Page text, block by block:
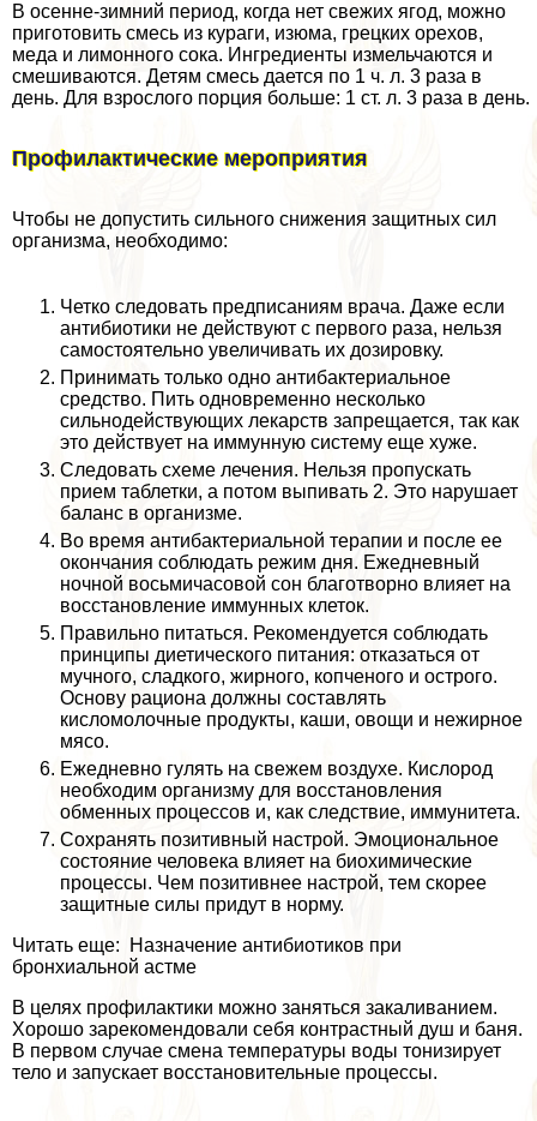
В осенне-зимний период, когда нет свежих ягод, можно
приготовить смесь из кураги, изюма, грецких орехов,
меда и лимонного сока. Ингредиенты измельчаются и
смешиваются. Детям смесь дается по 1 ч. л. 3 раза в
день. Для взрослого порция больше: 1 ст. л. 3 раза в день.
Профилактические мероприятия
Чтобы не допустить сильного снижения защитных сил
организма, необходимо:
Четко следовать предписаниям врача. Даже если
антибиотики не действуют с первого раза, нельзя
самостоятельно увеличивать их дозировку.
Принимать только одно антибактериальное
средство. Пить одновременно несколько
сильнодействующих лекарств запрещается, так как
это действует на иммунную систему еще хуже.
Следовать схеме лечения. Нельзя пропускать
прием таблетки, а потом выпивать 2. Это нарушает
баланс в организме.
Во время антибактериальной терапии и после ее
окончания соблюдать режим дня. Ежедневный
ночной восьмичасовой сон благотворно влияет на
восстановление иммунных клеток.
Правильно питаться. Рекомендуется соблюдать
принципы диетического питания: отказаться от
мучного, сладкого, жирного, копченого и острого.
Основу рациона должны составлять
кисломолочные продукты, каши, овощи и нежирное
мясо.
Ежедневно гулять на свежем воздухе. Кислород
необходим организму для восстановления
обменных процессов и, как следствие, иммунитета.
Сохранять позитивный настрой. Эмоциональное
состояние человека влияет на биохимические
процессы. Чем позитивнее настрой, тем скорее
защитные силы придут в норму.
Читать еще: Назначение антибиотиков при
бронхиальной астме
В целях профилактики можно заняться закаливанием.
Хорошо зарекомендовали себя контрастный душ и баня.
В первом случае смена температуры воды тонизирует
тело и запускает восстановительные процессы.